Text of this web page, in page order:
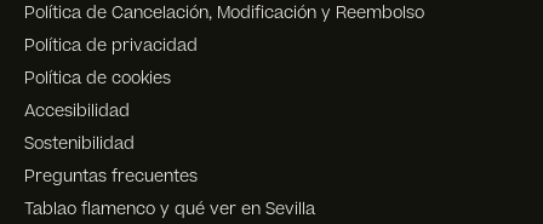
Política de Cancelación, Modificación y Reembolso
Política de privacidad
Política de cookies
Accesibilidad
Sostenibilidad
Preguntas frecuentes
Tablao flamenco y qué ver en Sevilla